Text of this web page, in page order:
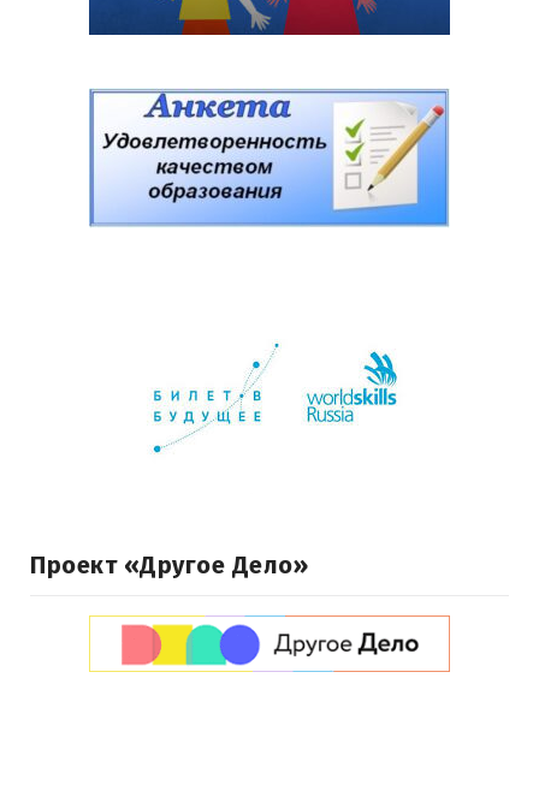
Проект «Другое Дело»